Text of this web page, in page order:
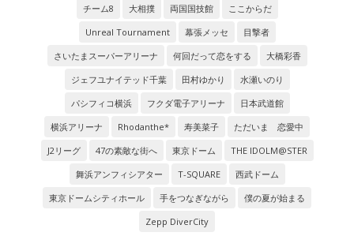
チーム8
大相撲 両国国技館
ここからだ
Unreal Tournament
幕張メッセ
目撃者
さいたまスーパーアリーナ
何回だって恋をする
大橋彩香
ジェフユナイテッド千葉
田村ゆかり
水瀬いのり
パシフィコ横浜
フクダ電子アリーナ
日本武道館
横浜アリーナ
Rhodanthe* 寿美菜子
ただいま 恋愛中
J2リーグ
47の素敵な街へ 東京ドーム
THE IDOLM@STER
舞浜アンフィシアター
T-SQUARE
西武ドーム
東京ドームシティホール
手をつなぎながら
僕の夏が始まる
Zepp DiverCity